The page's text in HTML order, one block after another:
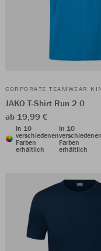
CORPORATE TEAMWEAR
JAKO T-Shirt Run 2.0
ab 19,99 €
In 10
verschiedenen
Farben
erhältlich
In 10
Farben
erhältlich